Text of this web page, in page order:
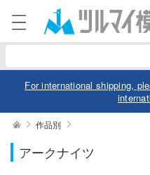
For international shipping,
作品別
アークナイツ
電話で注文・問い合わ
052-744-0979
会員
品 閲覧履歴